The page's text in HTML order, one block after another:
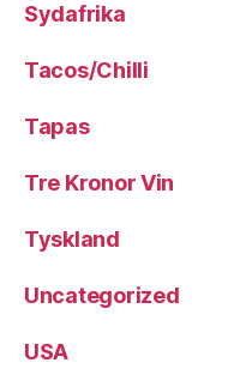
Sydafrika
Tacos/Chilli
Tapas
Tre Kronor Vin
Tyskland
Uncategorized
USA